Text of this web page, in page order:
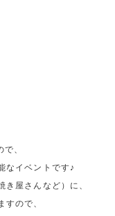
、
なイベントです♪
屋さんなど）に、
ので、